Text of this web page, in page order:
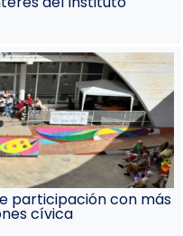
participación con más
cívica